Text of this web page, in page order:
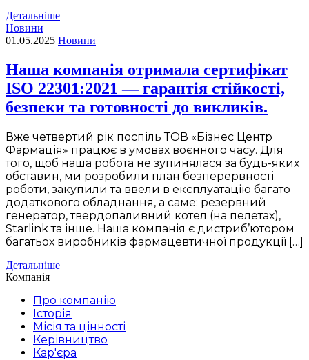
Детальніше
Новини
01.05.2025 Новини
Наша компанія отримала сертифікат
ISO 22301:2021 — гарантія стійкості,
безпеки та готовності до викликів.
Вже четвертий рік поспіль ТОВ «Бізнес Центр
Фармація» працює в умовах воєнного часу. Для
того, щоб наша робота не зупинялася за будь-яких
обставин, ми розробили план безперервності
роботи, закупили та ввели в експлуатацію багато
додаткового обладнання, а саме: резервний
генератор, твердопаливний котел (на пелетах),
Starlink та інше. Наша компанія є дистриб’ютором
багатьох виробників фармацевтичної продукції […]
Детальніше
Компанія
Про компанію
Історія
Місія та цінності
Керівництво
Кар'єра